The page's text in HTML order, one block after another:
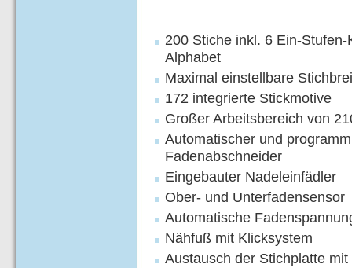
200 Stiche inkl. 6 Ein-
Alphabet
Maximal einstellbare
172 integrierte Stickmotive
Großer Arbeitsbereich von
Automatischer und
Fadenabschneider
Eingebauter Nadeleinfädler
Ober- und Unterfadensensor
Automatische
Nähfuß mit Klicksystem
Austausch der Stichplatte